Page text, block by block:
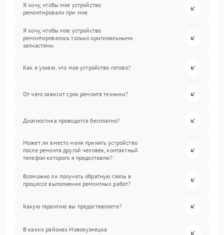
Я хочу, чтобы мое устройство
ремонтировали при мне.
Я хочу, чтобы мое устройство
ремонтировалось только оригинальными
запчастями.
Как я узнаю, что мое устройство готово?
От чего зависит срок ремонта техники?
Диагностика проводится бесплатно?
Может ли вместо меня принять устройство
после ремонта другой человек, контактный
телефон которого я предоставлю?
Возможно ли получать обратную связь в
процессе выполнения ремонтных работ?
Какую гарантию вы предоставляете?
В каких районах Новокузнецка